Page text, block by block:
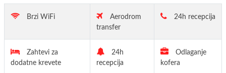
Brzi WiFi
Aerodrom
transfer
24h recepcija
Zahtevi za
dodatne krevete
24h
recepcija
Odlaganje
kofera